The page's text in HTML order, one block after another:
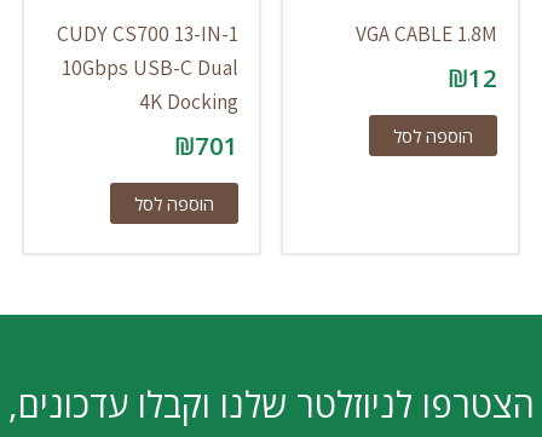
VGA CABLE 1.8M
₪12
הוספה לסל
CUDY CS700 13-IN-1
10Gbps USB-C Dual
4K Docking
₪701
הוספה לסל
הצטרפו לניוזלטר שלנו וקבלו עדכונים,